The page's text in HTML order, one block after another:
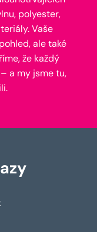
polyester,
Vaše
ale také
že každý
a my jsme tu,